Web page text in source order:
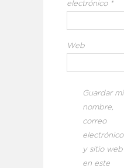
electrónico *
Web
Guardar mi
nombre,
correo
electrónico
y sitio web
en este